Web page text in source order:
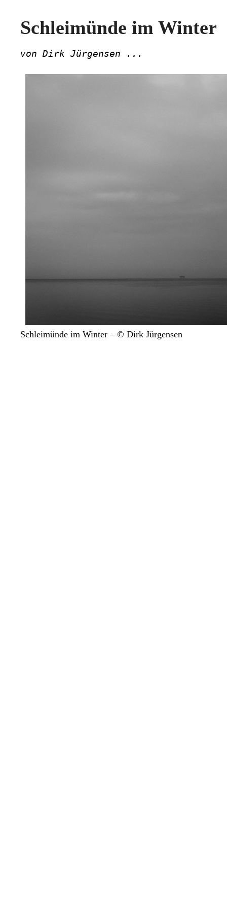
Schleimünde im Winter
von Dirk Jürgensen ...
Schleimünde im Winter – © Dirk Jürgensen